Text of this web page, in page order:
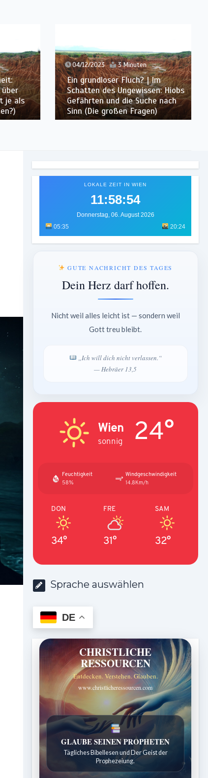
als
04/12/2023 3 Minuten
Ein grundloser Fluch? | Im
Schatten des Ungewissen: Hiobs
Gefährten und die Suche nach
Sinn (Die großen Fragen)
LOKALE ZEIT IN WIEN
11:58:56
Donnerstag, 06. August 2026
05:35
20:24
GUTE NACHRICHT DES TAGES
Dein Herz darf hoffen.
Nicht weil alles leicht ist — sondern weil
Gott treu bleibt.
„Ich will dich nicht verlassen.“
— Hebräer 13,5
Wien
sonnig 24°
Feuchtigkeit
58%
Windgeschwindigkeit
14.8Km/h
DON
34°
FRE
31°
SAM
32°
Sprache auswählen
DE
CHRISTLICHE
RESSOURCEN
Entdecken. Verstehen. Glauben.
www.christlicheressourcen.com
LEBENDIGES GLAUBENSLEBEN
Tägliche Reflexionen aus der Sabbatschule.